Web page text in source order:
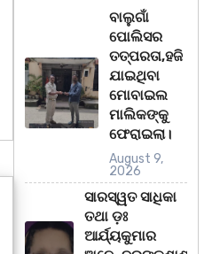
ବାଲୁଗାଁ
ପୋଲିସର
ତତ୍‌ପରତା,ହଜି
ଯାଇଥିବା
ମୋବାଇଲ
ମାଲିକଙ୍କୁ
ଫେରାଇଲା।
August 9,
2026
ସାରସ୍ୱତ ସାଧିକା
ତଥା ଡ଼ଃ
ଆର୍ଯ୍ୟକୁମାର